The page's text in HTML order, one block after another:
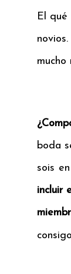
El qué
novios.
mucho
boda
sois
incluir